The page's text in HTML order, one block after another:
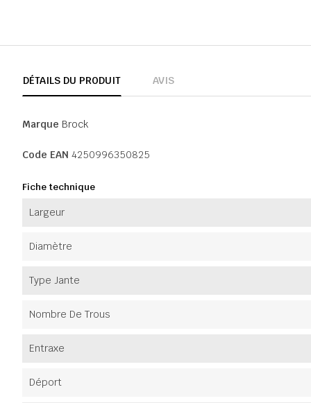
DÉTAILS DU PRODUIT AVIS
Marque Brock
Code EAN 4250996350825
Fiche technique
Largeur
Diamètre
Type Jante
Nombre De Trous
Entraxe
Déport